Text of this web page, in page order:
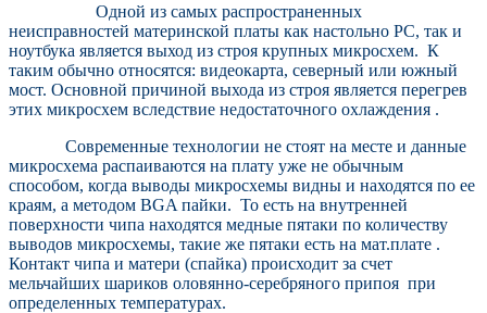
Одной из самых распространенных
неисправностей материнской платы как настольно PC, так и
ноутбука является выход из строя крупных микросхем. К
таким обычно относятся: видеокарта, северный или южный
мост. Основной причиной выхода из строя является перегрев
этих микросхем вследствие недостаточного охлаждения .
Современные технологии не стоят на месте и данные
микросхема распаиваются на плату уже не обычным
способом, когда выводы микросхемы видны и находятся по ее
краям, а методом BGA пайки. То есть на внутренней
поверхности чипа находятся медные пятаки по количеству
выводов микросхемы, такие же пятаки есть на мат.плате .
Контакт чипа и матери (спайка) происходит за счет
мельчайших шариков оловянно-серебряного припоя при
определенных температурах.